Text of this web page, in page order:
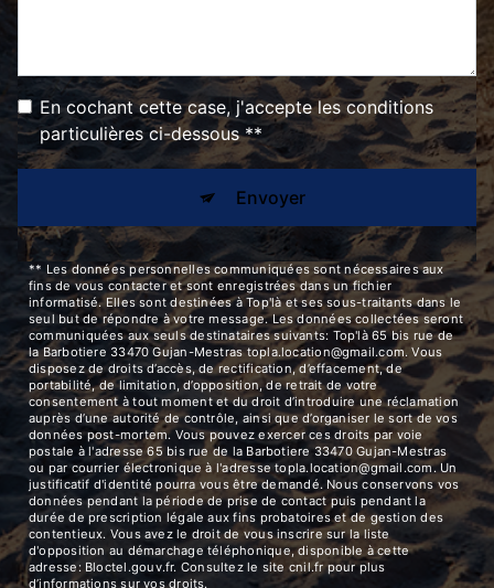
En cochant cette case, j'accepte les conditions
particulières ci-dessous **
Envoyer
** Les données personnelles communiquées sont nécessaires aux
fins de vous contacter et sont enregistrées dans un fichier
informatisé. Elles sont destinées à Top'là et ses sous-traitants dans le
seul but de répondre à votre message. Les données collectées seront
communiquées aux seuls destinataires suivants: Top'là 65 bis rue de
la Barbotiere 33470 Gujan-Mestras topla.location@gmail.com. Vous
disposez de droits d’accès, de rectification, d’effacement, de
portabilité, de limitation, d’opposition, de retrait de votre
consentement à tout moment et du droit d’introduire une réclamation
auprès d’une autorité de contrôle, ainsi que d’organiser le sort de vos
données post-mortem. Vous pouvez exercer ces droits par voie
postale à l'adresse 65 bis rue de la Barbotiere 33470 Gujan-Mestras
ou par courrier électronique à l'adresse topla.location@gmail.com. Un
justificatif d'identité pourra vous être demandé. Nous conservons vos
données pendant la période de prise de contact puis pendant la
durée de prescription légale aux fins probatoires et de gestion des
contentieux. Vous avez le droit de vous inscrire sur la liste
d'opposition au démarchage téléphonique, disponible à cette
adresse:
Bloctel.gouv.fr. Consultez le site cnil.fr pour plus
d’informations sur vos droits.